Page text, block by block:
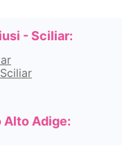
- Sciliar:
Alto Adige: